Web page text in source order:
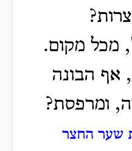
מכל מקום.
אף הבונה
ומרפסת?
שער החצר